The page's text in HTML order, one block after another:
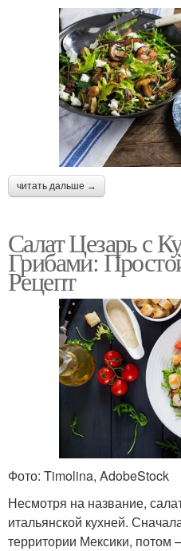
читать дальше →
Салат Цезарь с
Грибами:
Рецепт
Фото: Timolina, AdobeStock
Несмотря на название,
итальянской кухней.
территории Мексики, потом